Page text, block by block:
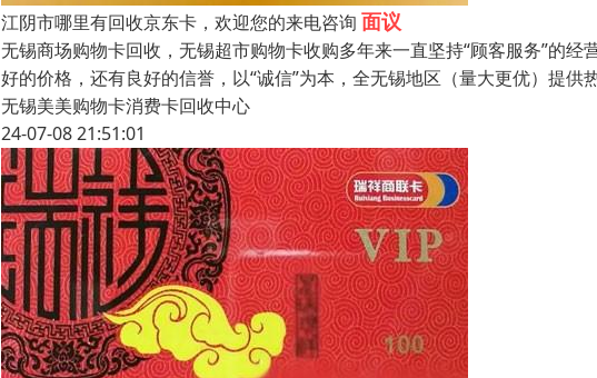
江阴市哪里有回收京东卡，欢迎您的来电咨询 面议
无锡商场购物卡回收，无锡超市购物卡收购多年来一直坚持“顾客服务”的
好的价格，还有良好的信誉，以“诚信”为本，全无锡地区（量大更优）提
无锡美美购物卡消费卡回收中心
24-07-08 21:51:01